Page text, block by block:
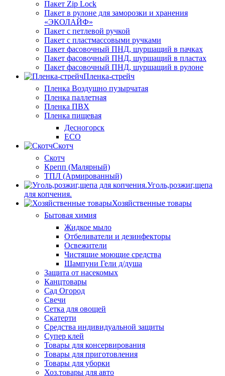
Пакет Zip Lock
Пакет в рулоне для заморозки и хранения
«ЭКОЛАЙФ»
Пакет с петлевой ручкой
Пакет с пластмассовыми ручками
Пакет фасовочный ПНД, шуршащий в пачках
Пакет фасовочный ПНД, шуршащий в пластах
Пакет фасовочный ПНД, шуршащий в рулоне
Пленка-стрейч
Пленка Воздушно пузырчатая
Пленка паллетная
Пленка ПВХ
Пленка пищевая
Десногорск
ECO
Скотч
Скотч
Крепп (Малярный)
ТПЛ (Армированный)
Уголь,розжиг,щепа
для копчения.
Хозяйственные товары
Бытовая химия
Жидкое мыло
Отбеливатели и дезинфекторы
Освежители
Чистящие моющие средства
Шампуни Гели д/душа
Защита от насекомых
Канцтовары
Сад Огород
Свечи
Сетка для овощей
Скатерти
Средства индивидуальной защиты
Супер клей
Товары для консервирования
Товары для приготовления
Товары для уборки
Хоз.товары для авто